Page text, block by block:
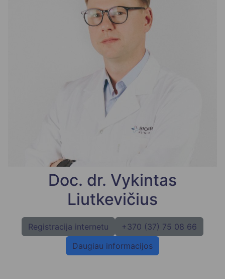
Doc. dr. Vykintas
Liutkevičius
Registracija internetu
+370 (37) 75 08 66
Daugiau informacijos